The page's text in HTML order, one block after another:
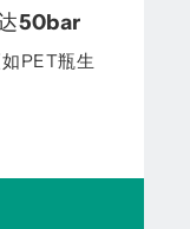
50bar
PET瓶生